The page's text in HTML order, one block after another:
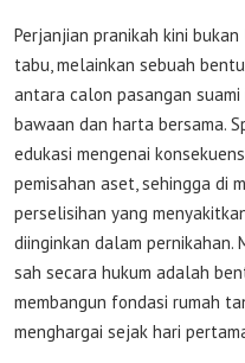
Perjanjian pranikah kini
tabu, melainkan sebuah
antara calon pasangan
bawaan dan harta bersama.
edukasi mengenai
pemisahan aset, sehingga di
perselisihan yang
diinginkan dalam
sah secara hukum adalah
membangun fondasi rumah
menghargai sejak hari